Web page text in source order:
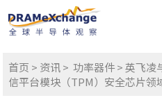
首页 > 资讯>功率器件> 英飞凌
信平台模块（TPM）安全芯片领